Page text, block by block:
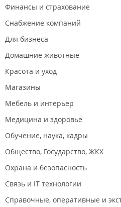
Финансы и страхование
Снабжение компаний
Для бизнеса
Домашние животные
Красота и уход
Магазины
Мебель и интерьер
Медицина и здоровье
Обучение, наука, кадры
Общество, Государство, ЖКХ
Охрана и безопасность
Связь и IT технологии
Справочные, оперативные и